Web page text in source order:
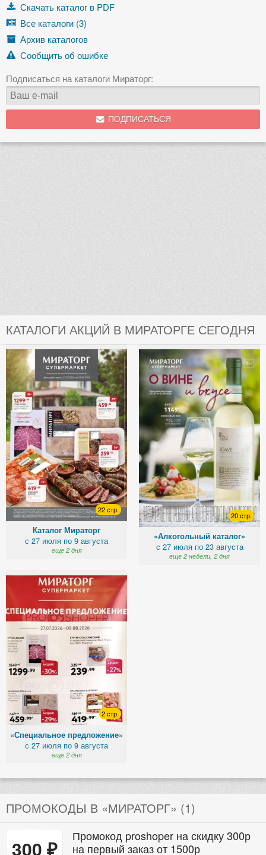
Скачать каталог в PDF
Все каталоги (3)
Архив каталогов
Сообщить об ошибке
Подписаться на каталоги Мираторг:
ПОДПИСАТЬСЯ
КАТАЛОГИ АКЦИЙ В МИРАТОРГЕ СЕГОДНЯ
22 стр.
Каталог Мираторг
с 27 июля по 9 августа
еще 2 дня
20 стр.
«Алкогольный каталог»
с 27 июля по 23 августа
еще 2 недели, 2 дня
2 стр.
«Специальное предложение»
с 27 июля по 9 августа
еще 2 дня
ПРОМОКОДЫ В «МИРАТОРГ» (1)
300 ₽
Промокод proshoper на скидку 300р
на первый заказ от 1500р